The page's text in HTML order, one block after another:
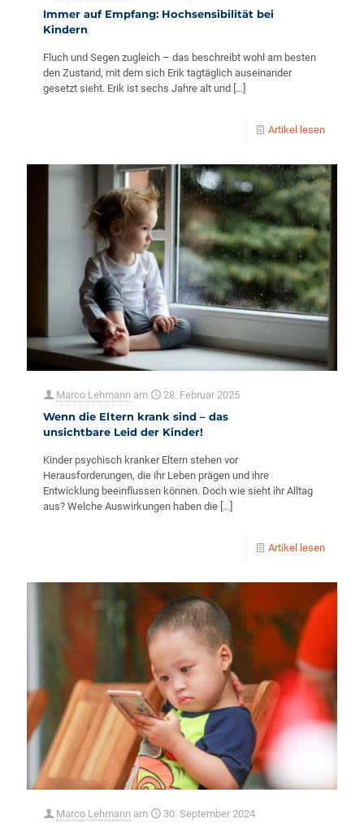
Immer auf Empfang: Hochsensibilität bei
Kindern
Fluch und Segen zugleich – das beschreibt wohl am besten
den Zustand, mit dem sich Erik tagtäglich auseinander
gesetzt sieht. Erik ist sechs Jahre alt und […]
Artikel lesen
Marco Lehmann am 28. Februar 2025
Wenn die Eltern krank sind – das
unsichtbare Leid der Kinder!
Kinder psychisch kranker Eltern stehen vor
Herausforderungen, die ihr Leben prägen und ihre
Entwicklung beeinflussen können. Doch wie sieht ihr Alltag
aus? Welche Auswirkungen haben die […]
Artikel lesen
Marco Lehmann am 30. September 2024